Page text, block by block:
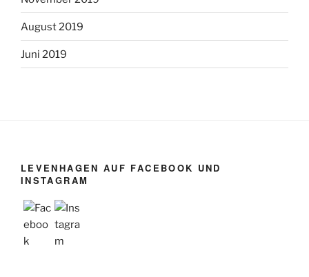
August 2019
Juni 2019
LEVENHAGEN AUF FACEBOOK UND
INSTAGRAM